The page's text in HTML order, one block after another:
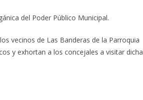
del Poder Público Municipal.
vecinos de Las Banderas de la Parroquia
y exhortan a los concejales a visitar dicha